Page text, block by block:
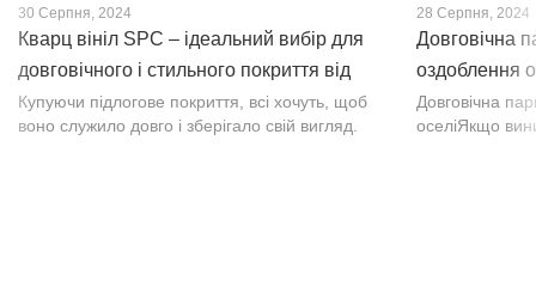
30 Серпня, 2024
Кварц вініл SPC – ідеальний вибір для
довговічного і стильного покриття від
PROFLOOR
Купуючи підлогове покриття, всі хочуть, щоб
воно служило довго і зберігало свій вигляд.
28 Серпня, 2024
Довговічна
оздоблення
Довговічна
оселіЯкщо